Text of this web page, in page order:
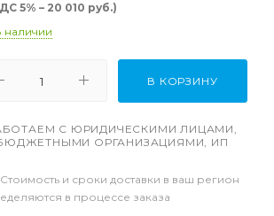
5% – 20 010 руб.)
наличии
В КОРЗИНУ
С ЮРИДИЧЕСКИМИ ЛИЦАМИ,
ОРГАНИЗАЦИЯМИ, ИП
Стоимость и сроки доставки в ваш регион
в процессе заказа